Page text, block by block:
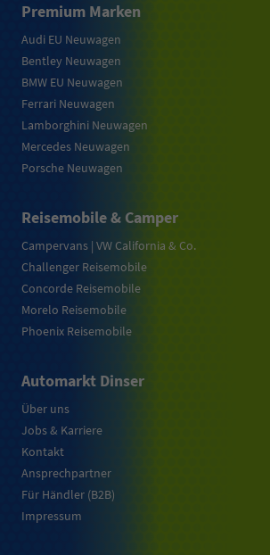
Premium Marken
Audi EU Neuwagen
Bentley Neuwagen
BMW EU Neuwagen
Ferrari Neuwagen
Lamborghini Neuwagen
Mercedes Neuwagen
Porsche Neuwagen
Reisemobile & Camper
Campervans | VW California & Co.
Challenger Reisemobile
Concorde Reisemobile
Morelo Reisemobile
Phoenix Reisemobile
Automarkt Dinser
Über uns
Jobs & Karriere
Kontakt
Ansprechpartner
Für Händler (B2B)
Impressum